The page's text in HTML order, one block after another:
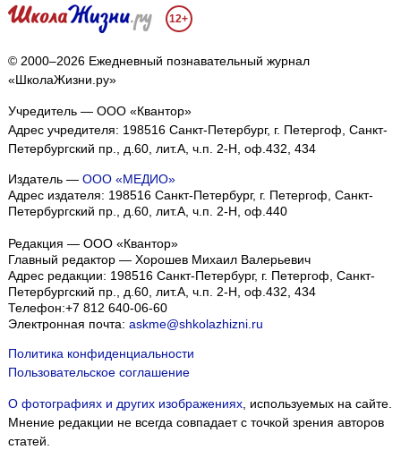
12+
© 2000–2026 Ежедневный познавательный журнал
«ШколаЖизни.ру»
Учредитель — ООО «Квантор»
Адрес учредителя: 198516 Санкт-Петербург, г. Петергоф, Санкт-
Петербургский пр., д.60, лит.А, ч.п. 2-Н, оф.432, 434
Издатель — ООО «МЕДИО»
Адрес издателя: 198516 Санкт-Петербург, г. Петергоф, Санкт-
Петербургский пр., д.60, лит.А, ч.п. 2-Н, оф.440
Редакция — ООО «Квантор»
Главный редактор — Хорошев Михаил Валерьевич
Адрес редакции: 198516 Санкт-Петербург, г. Петергоф Санкт-
Петербургский пр., д.60, лит.А, ч.п. 2-Н, оф.432, 434
Телефон:+7 812 640-06-60
Электронная почта: askme@shkolazhizni.ru
Политика конфиденциальности
Пользовательское соглашение
О фотографиях и других изображениях, используемых на сайте.
Мнение редакции не всегда совпадает с точкой зрения авторов
статей.